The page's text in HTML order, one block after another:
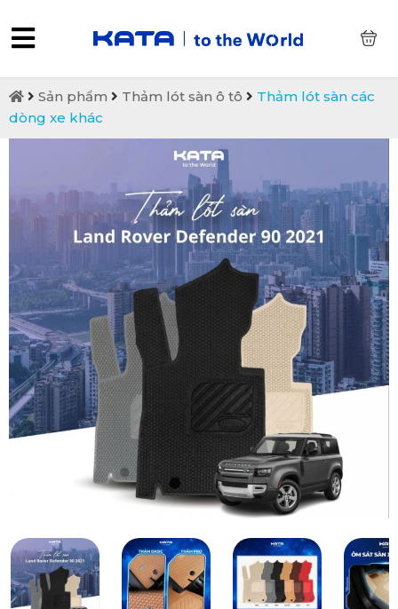
Sản phẩm Thảm lót sàn ô tô
Thảm lót sàn các
dòng xe khác